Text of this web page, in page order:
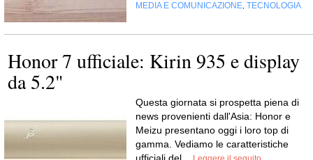
MEDIA E COMUNICAZIONE TECNOLOGIA
Honor 7 ufficiale: Kirin 935 e display
da 5.2"
Questa giornata si prospetta piena di
news provenienti dall'Asia: Honor e
Meizu presentano oggi i loro top di
gamma. Vediamo le caratteristiche